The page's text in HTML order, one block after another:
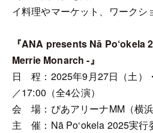
イ料理やマーケット、ワークシ
『ANA presents Nā Po‘okela
Merrie Monarch -』
日 程：2025年9月27日（土）
／17:00（全4公演）
会 場：ぴあアリーナMM（横浜
主 催：Nā Po‘okela 2025実行